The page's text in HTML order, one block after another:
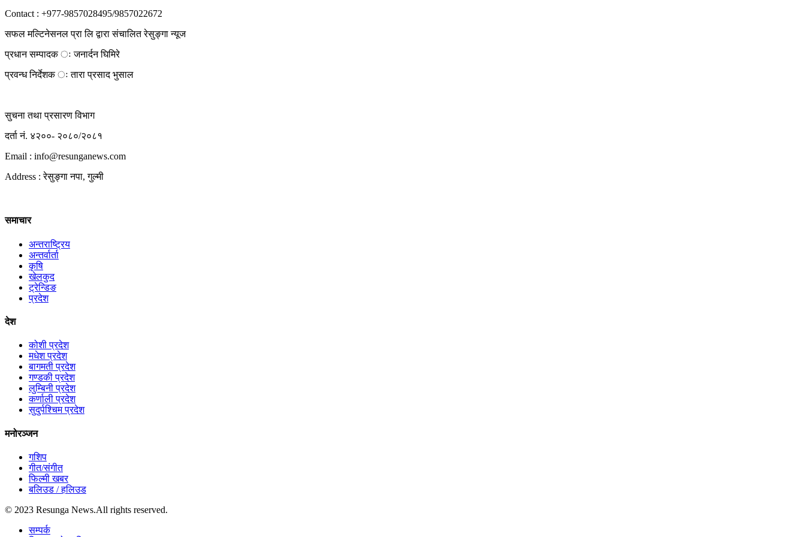
Contact : +977-9857028495/9857022672
सफल मल्टिनेसनल प्रा लि द्वारा संचालित रेसुङ्गा न्यूज
प्रधान सम्पादक ः जनार्दन घिमिरे
प्रवन्ध निर्देशक ः तारा प्रसाद भुसाल
सुचना तथा प्रसारण विभाग
दर्ता नं. ४२००- २०८०/२०८१
Email : info@resunganews.com
Address : रेसुङ्गा नपा, गुल्मी
समाचार
अन्तराष्ट्रिय
अन्तर्वार्ता
कृषि
खेलकुद
ट्रेन्डिङ
प्रदेश
देश
कोशी प्रदेश
मधेश प्रदेश
बागमती प्रदेश
गण्डकी प्रदेश
लुम्बिनी प्रदेश
कर्णाली प्रदेश
सुदुर्पश्चिम प्रदेश
मनोरञ्जन
गशिप
गीत/संगीत
फिल्मी खबर
बलिउड / हलिउड
© 2023 Resunga News.All rights reserved.
सम्पर्क